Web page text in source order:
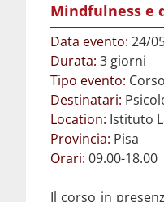
Mindfulness e
Data evento: 24/
Durata: 3 giorni
Tipo evento:
Destinatari:
Location: Istituto
Provincia: Pisa
Orari: 09.00-18.00
Il corso in